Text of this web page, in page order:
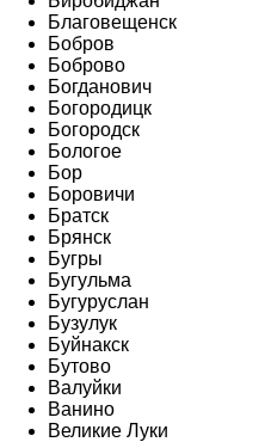
Благовещенск
Бобров
Боброво
Богданович
Богородицк
Богородск
Бологое
Бор
Боровичи
Братск
Брянск
Бугры
Бугульма
Бугуруслан
Бузулук
Буйнакск
Бутово
Валуйки
Ванино
Великие Луки